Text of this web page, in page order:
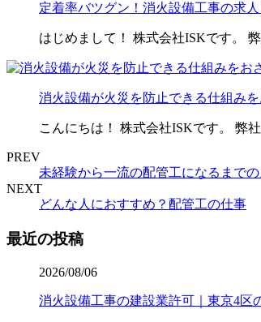
定着率バツグン！消火設備工事の求人
はじめまして！ 株式会社ISKです。
消火設備が火災を防止できる仕組み
こんにちは！ 株式会社ISKです。 弊
PREV
未経験から一流の配管工になるまで
NEXT
どんな人におすすめ？配管工の仕事
最近の投稿
2026/08/06
消火設備工事の建設業許可｜東京4区